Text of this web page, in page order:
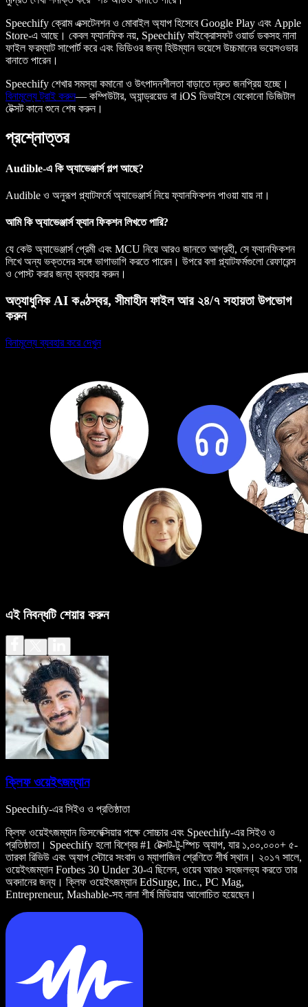
Speechify ক্রোম এক্সটেনশন ও মোবাইল অ্যাপ হিসেবে Google Play এবং Apple
Store-এ আছে। কেবল ফ্যানফিক নয়, Speechify মাইক্রোসফট ওয়ার্ড ডকসহ নানা
ফাইল ফরম্যাট সাপোর্ট করে এবং ভিডিওর জন্য হিউম্যান ভয়েসে উচ্চমানের ভয়েসওভার
বানাতে পারেন।
Speechify শেখার সমস্যা কমানো ও উৎপাদনশীলতা বাড়াতে দ্রুত জনপ্রিয় হচ্ছে।
বিনামূল্যে ট্রাই করুন— কম্পিউটার, অ্যান্ড্রয়েড বা iOS ডিভাইসে যেকোনো ডিজিটাল
টেক্সট কানে শুনে শেষ করুন।
প্রশ্নোত্তর
Audible-এ কি অ্যাভেঞ্জার্স গল্প আছে?
Audible ও অনুরূপ প্ল্যাটফর্মে অ্যাভেঞ্জার্স নিয়ে ফ্যানফিকশন পাওয়া যায় না।
আমি কি অ্যাভেঞ্জার্স ফ্যান ফিকশন লিখতে পারি?
যে কেউ অ্যাভেঞ্জার্স প্রেমী এবং MCU নিয়ে আরও জানতে আগ্রহী, সে ফ্যানফিকশন
লিখে অন্য ভক্তদের সঙ্গে ভাগাভাগি করতে পারেন। উপরে বলা প্ল্যাটফর্মগুলো রেফারেন্স
ও পোস্ট করার জন্য ব্যবহার করুন।
অত্যাধুনিক AI কণ্ঠস্বর, সীমাহীন ফাইল আর ২৪/৭ সহায়তা উপভোগ
করুন
বিনামূল্যে ব্যবহার করে দেখুন
এই নিবন্ধটি শেয়ার করুন
ক্লিফ ওয়েইৎজম্যান
Speechify-এর সিইও ও প্রতিষ্ঠাতা
ক্লিফ ওয়েইৎজম্যান ডিসলেক্সিয়ার পক্ষে সোচ্চার এবং Speechify-এর সিইও ও
প্রতিষ্ঠাতা। Speechify হলো বিশ্বের #1 টেক্সট-টু-স্পিচ অ্যাপ, যার ১,০০,০০০+ ৫-
তারকা রিভিউ এবং অ্যাপ স্টোরে সংবাদ ও ম্যাগাজিন শ্রেণিতে শীর্ষ স্থান। ২০১৭ সালে,
ওয়েইৎজম্যান Forbes 30 Under 30-এ ছিলেন, ওয়েব আরও সহজলভ্য করতে তার
অবদানের জন্য। ক্লিফ ওয়েইৎজম্যান EdSurge, Inc., PC Mag,
Entrepreneur, Mashable-সহ নানা শীর্ষ মিডিয়ায় আলোচিত হয়েছেন।